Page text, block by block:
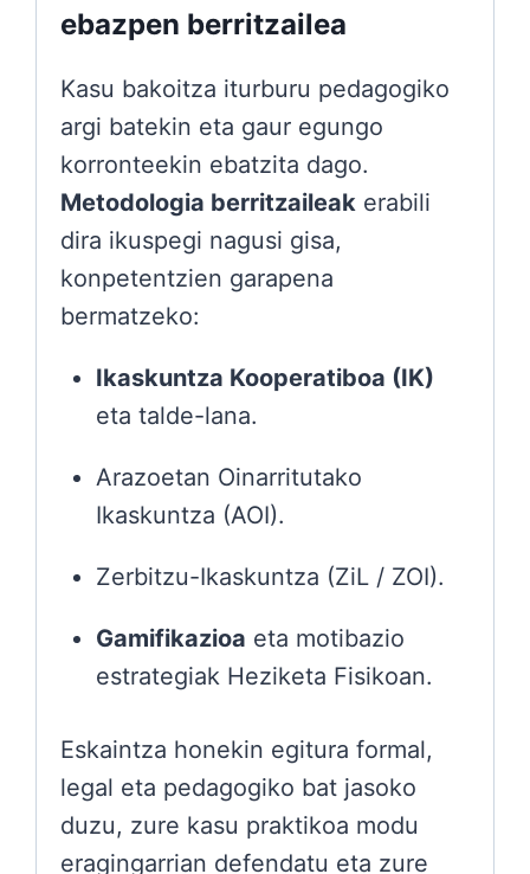
ebazpen berritzailea
Kasu bakoitza iturburu pedagogiko
argi batekin eta gaur egungo
korronteekin ebatzita dago.
Metodologia berritzaileakerabili
dira ikuspegi nagusi gisa,
konpetentzien garapena
bermatzeko:
Ikaskuntza Kooperatiboa (IK)
eta talde-lana.
Arazoetan Oinarritutako
Ikaskuntza (AOI).
Zerbitzu-Ikaskuntza (ZiL / ZOI).
Gamifikazioa eta motibazio
estrategiak Heziketa Fisikoan.
Eskaintza honekin egitura formal,
legal eta pedagogiko bat jasoko
duzu, zure kasu praktikoa modu
eragingarrian defendatu eta zure